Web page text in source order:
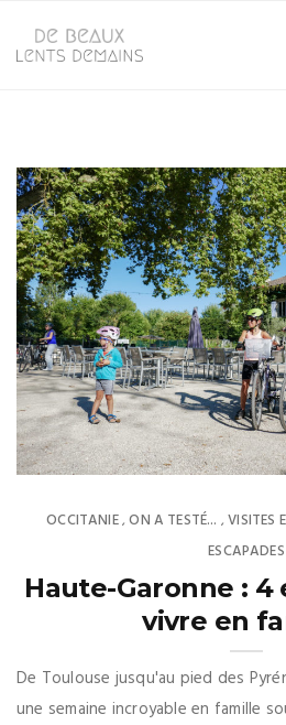
OCCITANIE,ON A TESTÉ... ,VISITES
ESCAPADES
Haute-Garonne : 4
vivre en
De Toulouse jusqu'au pied des
une semaine incroyable en famille